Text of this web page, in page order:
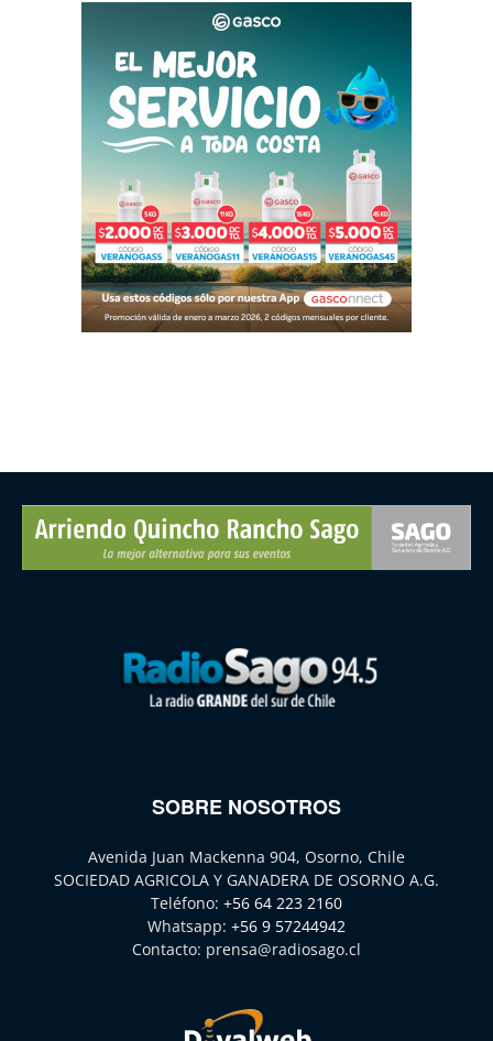
SOBRE NOSOTROS
Avenida Juan Mackenna 904, Osorno, Chile
SOCIEDAD AGRICOLA Y GANADERA DE OSORNO A.G.
Teléfono: +56 64 223 2160
Whatsapp: +56 9 57244942
Contacto: prensa@radiosago.cl